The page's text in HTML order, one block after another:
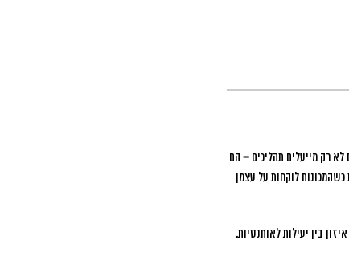
רק מייעלים תהליכים – הם
לוקחות על עצמן
בין יעילות לאותנטיות.